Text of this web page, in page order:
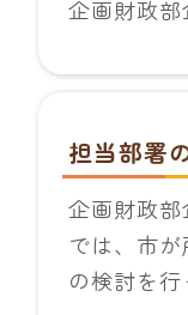
企画財政
担当部署
企画財政
では、市
の検討を行